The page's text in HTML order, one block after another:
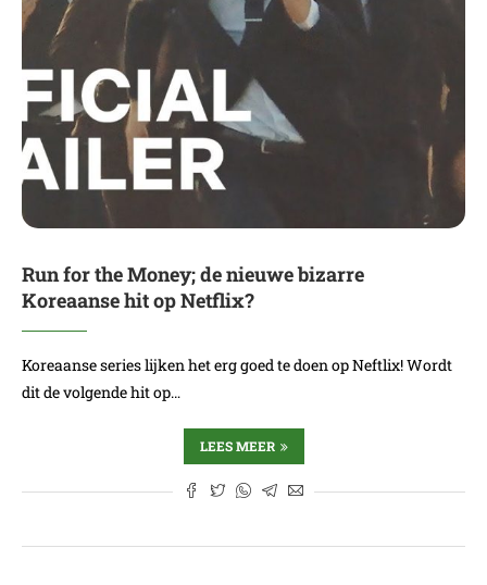
Run for the Money; de nieuwe bizarre
Koreaanse hit op Netflix?
Koreaanse series lijken het erg goed te doen op Neftlix! Wordt
dit de volgende hit op…
LEES MEER